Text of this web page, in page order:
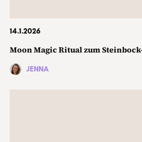
14.1.2026
Moon Magic Ritual zum
JENNA